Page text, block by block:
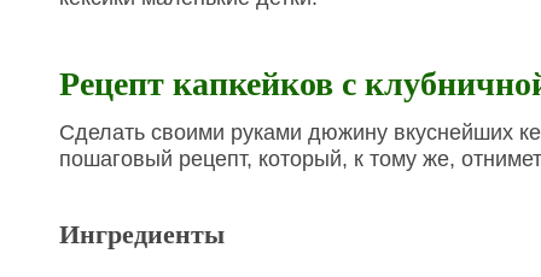
Рецепт капкейков с
Сделать своими руками дюжину вкуснейших
пошаговый рецепт, который, к тому же,
Ингредиенты